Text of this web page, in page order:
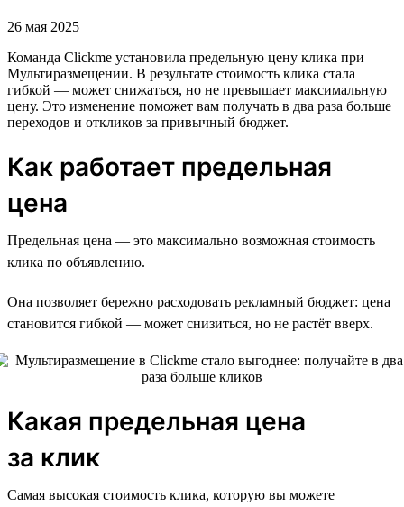
26 мая 2025
Команда Clickme установила предельную цену клика при
Мультиразмещении. В результате стоимость клика стала
гибкой — может снижаться, но не превышает максимальную
цену. Это изменение поможет вам получать в два раза больше
переходов и откликов за привычный бюджет.
Как работает предельная
цена
Предельная цена — это максимально возможная стоимость
клика по объявлению.
Она позволяет бережно расходовать рекламный бюджет: цена
становится гибкой — может снизиться, но не растёт вверх.
Какая предельная цена
за клик
Самая высокая стоимость клика, которую вы можете